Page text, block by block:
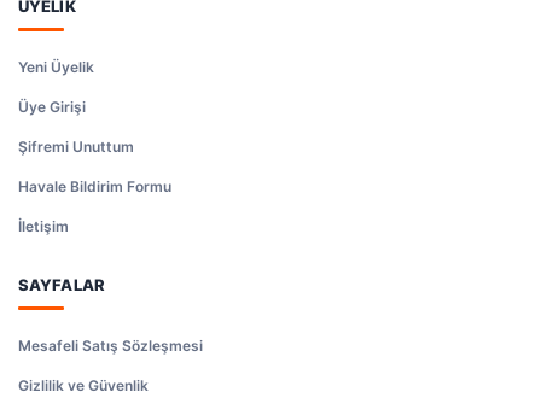
ÜYELİK
Yeni Üyelik
Üye Girişi
Şifremi Unuttum
Havale Bildirim Formu
İletişim
SAYFALAR
Mesafeli Satış Sözleşmesi
Gizlilik ve Güvenlik